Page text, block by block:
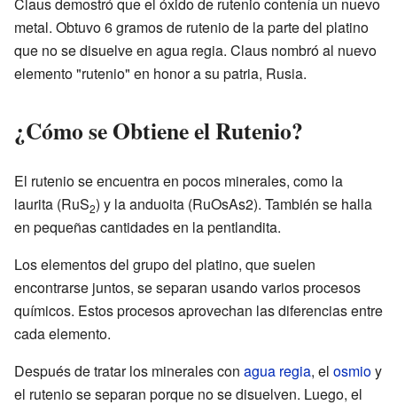
metal. Obtuvo 6 gramos de rutenio de la parte del platino
que no se disuelve en agua regia. Claus nombró al nuevo
elemento "rutenio" en honor a su patria, Rusia.
¿Cómo se Obtiene el Rutenio?
El rutenio se encuentra en pocos minerales, como la
laurita (RuS2) y la anduoita (RuOsAs2). También se halla
en pequeñas cantidades en la pentlandita.
Los elementos del grupo del platino, que suelen
encontrarse juntos, se separan usando varios procesos
químicos. Estos procesos aprovechan las diferencias entre
cada elemento.
Después de tratar los minerales con agua regia, el osmioy
el rutenio se separan porque no se disuelven. Luego, el